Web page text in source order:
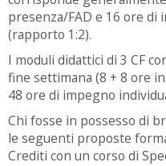
presenza/FAD e 16 ore di
(rapporto 1:2).
I moduli didattici di 3 CF
fine settimana (8 + 8 ore
48 ore di impegno
Chi fosse in possesso di
le seguenti proposte
Crediti con un corso di